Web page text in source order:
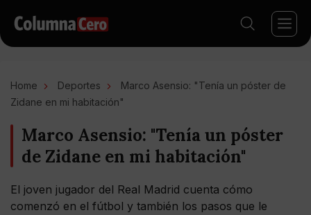
Home Deportes
Marco Asensio: "Tenía un póster de
Zidane en mi habitación"
Marco Asensio: "Tenía un póster
de Zidane en mi habitación"
El joven jugador del Real Madrid cuenta cómo
comenzó en el fútbol y también los pasos que le